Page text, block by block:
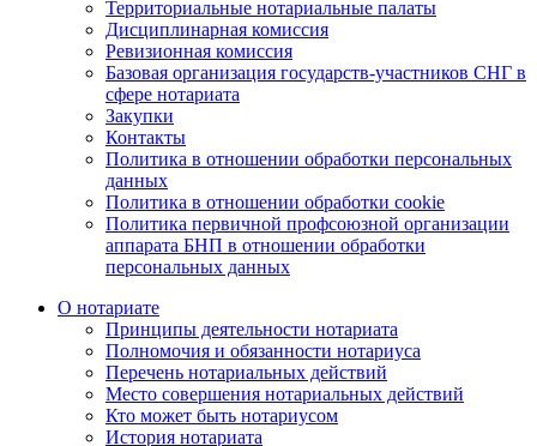
Территориальные нотариальные палаты
Дисциплинарная комиссия
Ревизионная комиссия
Базовая организация государств-участников СНГ в
сфере нотариата
Закупки
Контакты
Политика в отношении обработки персональных
данных
Политика в отношении обработки cookie
Политика первичной профсоюзной организации
аппарата БНП в отношении обработки
персональных данных
О нотариате
Принципы деятельности нотариата
Полномочия и обязанности нотариуса
Перечень нотариальных действий
Место совершения нотариальных действий
Кто может быть нотариусом
История нотариата